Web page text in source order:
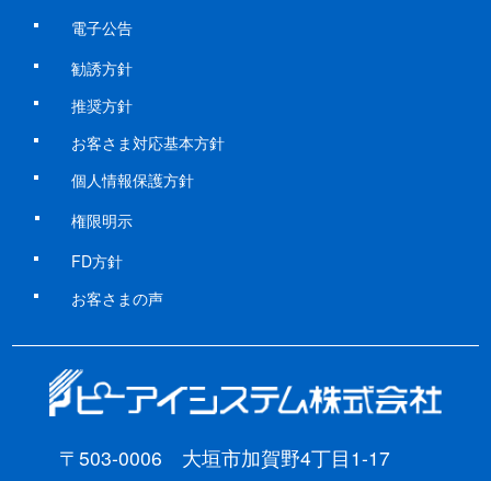
電子公告
勧誘方針
推奨方針
お客さま対応基本方針
個人情報保護方針
権限明示
FD方針
お客さまの声
〒503-0006 大垣市加賀野4丁目1-17